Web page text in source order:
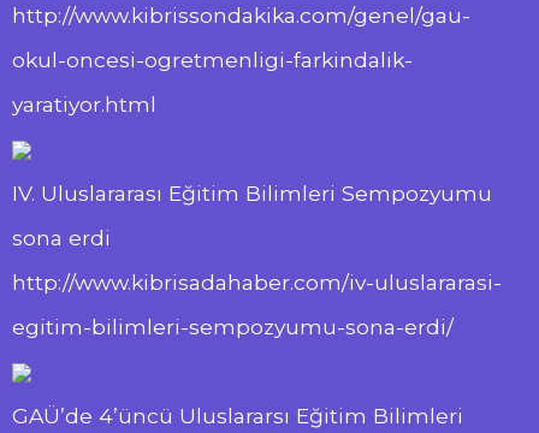
http://www.kibrissondakika.com/genel/gau-
okul-oncesi-ogretmenligi-farkindalik-
yaratiyor.html
IV. Uluslararası Eğitim Bilimleri Sempozyumu
sona erdi
http://www.kibrisadahaber.com/iv-uluslararasi-
egitim-bilimleri-sempozyumu-sona-erdi/
GAÜ’de 4’üncü Uluslararsı Eğitim Bilimleri